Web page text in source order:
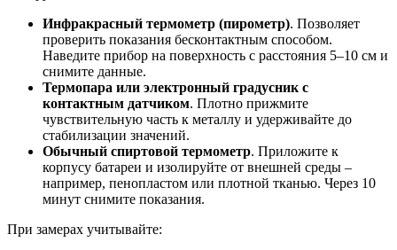
Инфракрасный термометр (пирометр). Позволяет
проверить показания бесконтактным способом.
Наведите прибор на поверхность с расстояния 5–10 см и
снимите данные.
Термопара или электронный градусник с
контактным датчиком. Плотно прижмите
чувствительную часть к металлу и удерживайте до
стабилизации значений.
Обычный спиртовой термометр. Приложите к
корпусу батареи и изолируйте от внешней среды –
например, пенопластом или плотной тканью. Через 10
минут снимите показания.
При замерах учитывайте: